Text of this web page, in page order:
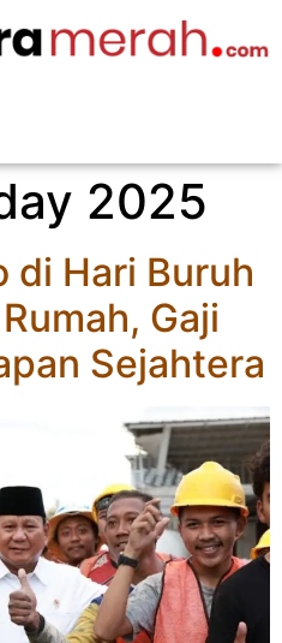
2025
di Hari Buruh
Gaji
Sejahtera